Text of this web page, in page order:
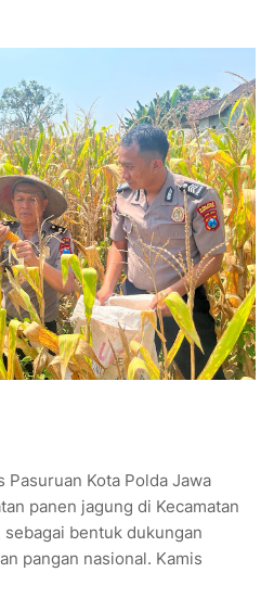
Pasuruan Kota Polda Jawa
panen jagung di Kecamatan
bentuk dukungan
pangan nasional. Kamis